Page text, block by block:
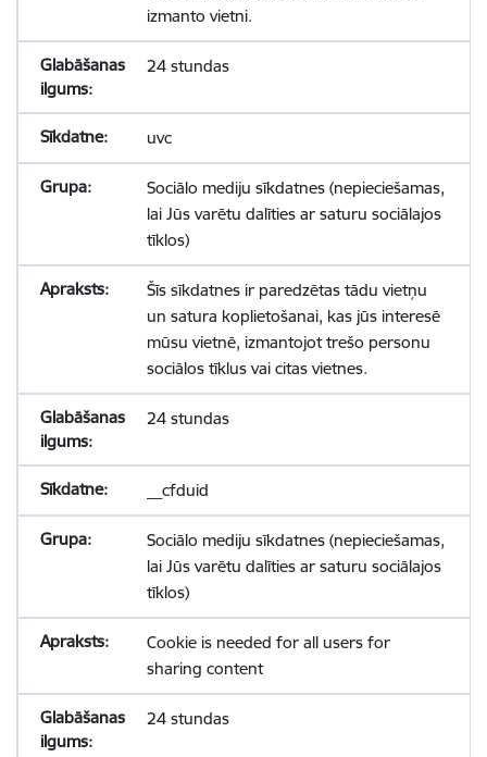
izmanto vietni.
24 stundas
uvc
Sociālo mediju sīkdatnes (nepieciešamas,
lai Jūs varētu dalīties ar saturu sociālajos
tīklos)
Šīs sīkdatnes ir paredzētas tādu vietņu
un satura koplietošanai, kas jūs interesē
mūsu vietnē, izmantojot trešo personu
sociālos tīklus vai citas vietnes.
24 stundas
__cfduid
Sociālo mediju sīkdatnes (nepieciešamas,
lai Jūs varētu dalīties ar saturu sociālajos
tīklos)
Cookie is needed for all users for
sharing content
24 stundas